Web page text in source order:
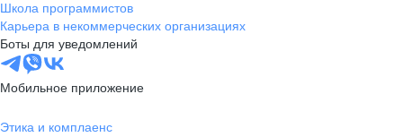
Школа программистов
Карьера в некоммерческих организациях
Боты для уведомлений
Мобильное приложение
Этика и комплаенс